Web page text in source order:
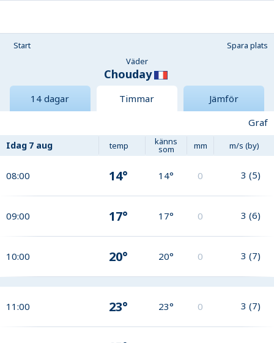
Start
Spara plats
Väder
Chouday
14 dagar Timmar
Jämför
Graf
Idag 7 aug temp känns
som mm m/s (by)
08:00 14° 14° 0 3 (5)
09:00 17° 17° 0 3 (6)
10:00 20° 20° 0 3 (7)
11:00 23° 23° 0 3 (7)